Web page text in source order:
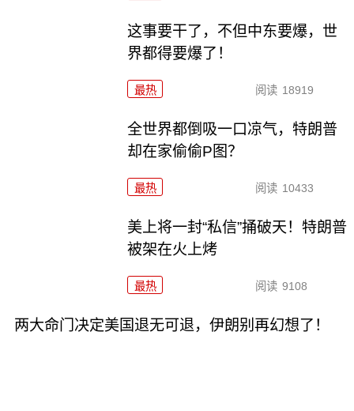
这事要干了，不但中东要爆，世
界都得要爆了！
最热 阅读 18919
全世界都倒吸一口凉气，特朗普
却在家偷偷P图？
最热 阅读 10433
美上将一封“私信”捅破天！特朗普
被架在火上烤
最热 阅读 9108
两大命门决定美国退无可退，伊朗别再幻想了！